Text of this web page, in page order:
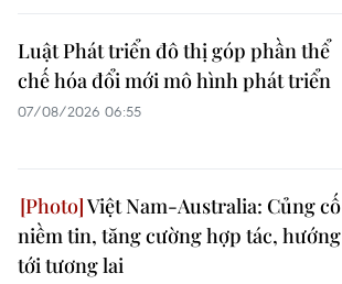
Luật Phát triển đô thị góp phần thể
chế hóa đổi mới mô hình phát triển
07/08/2026 06:55
Việt Nam-Australia: Củng cố
niềm tin, tăng cường hợp tác, hướng
tới tương lai